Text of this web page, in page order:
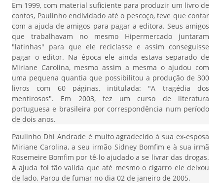
Em 1999, com material suficiente para produzir um livro de
contos, Paulinho endividado até o pescoço, teve que contar
com a ajuda de amigos para pagar a editora. Seus amigos
que trabalhavam no mesmo Hipermercado juntaram
"latinhas" para que ele reciclasse e assim conseguisse
pagar o editor. Na época ele ainda estava separado de
Miriane Carolina, mesmo assim a mesma o ajudou com
uma pequena quantia que possibilitou a produção de 300
livros com 60 páginas, intitulada: "A tragédia dos
mentirosos". Em 2003, fez um curso de literatura
portuguesa e brasileira por correspondência num período
de dois anos.
Paulinho Dhi Andrade é muito agradecido à sua ex-esposa
Miriane Carolina, a seu irmão Sidney Bomfim e à sua irmã
Rosemeire Bomfim por tê-lo ajudado a se livrar das drogas.
A ajuda foi tão valida que até mesmo o cigarro ele deixou
de lado. Parou de fumar no dia 02 de janeiro de 2005.